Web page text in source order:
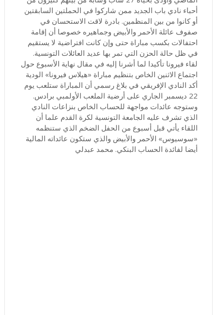
أحباء نادي باب الجديد ممن شاركوا في الحملتين السابقتين
أو كانوا من بين المنظمين. بادرة لاقت الاستحسان في
صفوف عائلة الأحمر والأبيض وجماهيره خصوصا أن إقامة
احتفالات بكسب مباراة حتى وإن كانت افتراضية لا يستقيم
في ظل حالة الحزن التي تمر بها عديد العائلات التونسية.
لقاء فيرونا تأكيدا لما أشرنا إليه في مقال نهاية الأسبوع حول
اجتماع الاثنين الخاص بتنظيم مباراة «هيلاس فيرونا» الودية
أكد النادي الإفريقي في بلاغ رسمي أن المباراة ستلعب يوم
22 ديسمبر الجاري على أرضية الملعب الأولمبي برادس.
وستوجه عائدات مواجهة للحساب الخاص بنزاعات النادي
الذي تشرف عليه الجامعة التونسية لكرة القدم علما أن
اللقاء يأتي قبل أسبوع من الحفل الضخم الذي ستنظمه
«سوسيوس» الأحمر والأبيض والذي ستكون عائداته المالية
أيضا لفائدة الحساب البنكي. محمد عبدلي